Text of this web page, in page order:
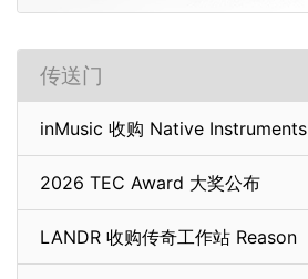
传送门
inMusic 收购 Native Instruments
2026 TEC Award 大奖公布
LANDR 收购传奇工作站 Reason